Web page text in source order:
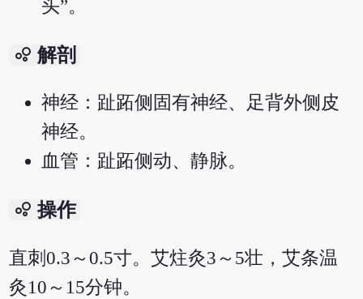
头”。
bubble_chart 解剖
神经：趾跖侧固有神经、足背外侧皮
神经。
血管：趾跖侧动、静脉。
bubble_chart 操作
直刺0.3～0.5寸。艾炷灸3～5壮，艾条温
灸10～15分钟。